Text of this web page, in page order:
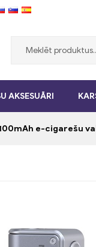
AKSESUĀRI
e-cigarešu